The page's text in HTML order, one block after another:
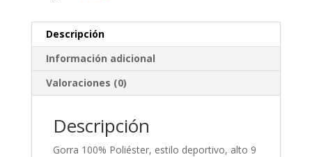
Descripción
Información adicional
Valoraciones (0)
Descripción
Gorra 100% Poliéster, estilo deportivo, alto 9